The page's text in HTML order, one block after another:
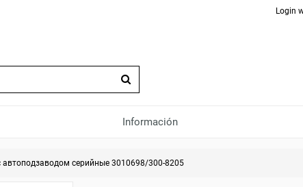
Login
Información
серийные 3010698/300-8205